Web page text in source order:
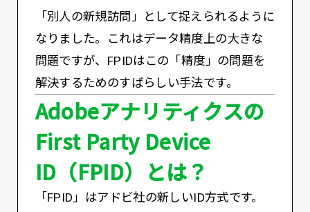
「別人の新規訪問」として捉えられるように
なりました。これはデータ精度上の大きな
問題ですが、FPIDはこの「精度」の問題を
解決するためのすばらしい手法です。
Adobeアナリティクスの
First Party Device
ID（FPID）とは？
「FPID」はアドビ社の新しいID方式です。